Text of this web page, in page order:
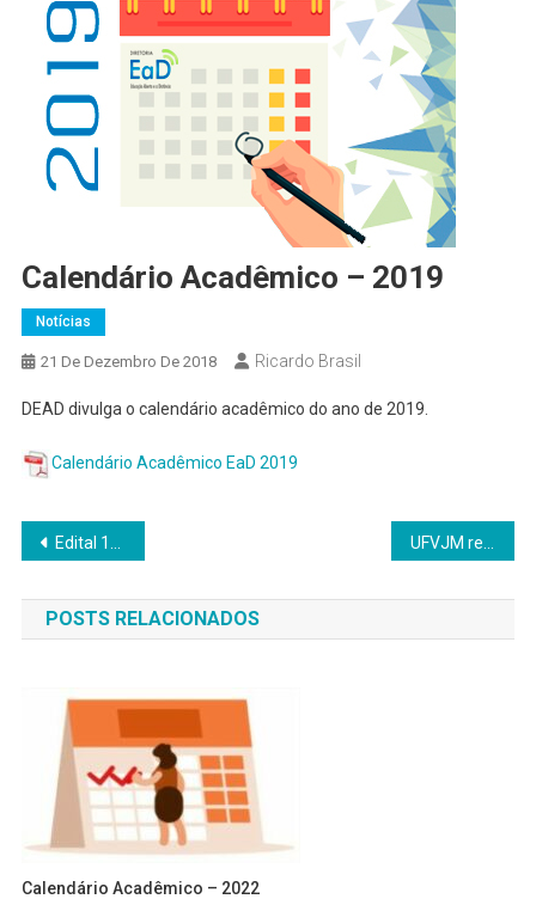
Calendário Acadêmico – 2019
Notícias
21 De Dezembro De 2018 Ricardo Brasil
DEAD divulga o calendário acadêmico do ano de 2019.
Calendário Acadêmico EaD 2019
Navegação
de
Post
Edital 19/2018 – DEAD seleciona tutores bolsistas para o bacharelado em Administração Pública
POSTS RELACIONADOS
Calendário Acadêmico – 2022